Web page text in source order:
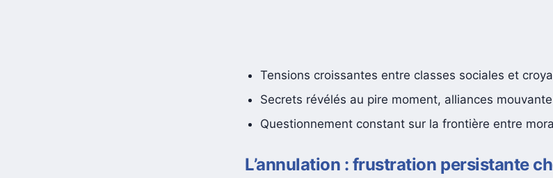
Tensions croissantes entre classes sociales et
Secrets révélés au pire moment, alliances
Questionnement constant sur la frontière entre
L’annulation : frustration persistante